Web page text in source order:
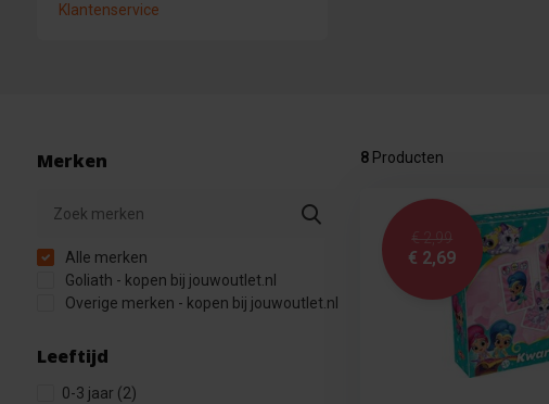
Klantenservice
Merken
Alle merken
Goliath - kopen bij jouwoutlet.nl
Overige merken - kopen bij jouwoutlet.nl
Leeftijd
0-3 jaar (2)
8Producten
€ 2,99
€ 2,69